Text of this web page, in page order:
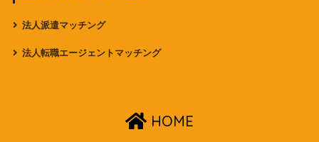
法人派遣マッチング
法人転職エージェントマッチング
HOME